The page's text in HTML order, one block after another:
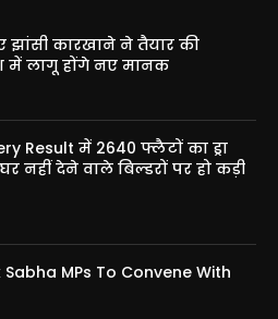
कारखाने ने तैयार की
में लागू होंगे नए मानक
Result में 2640 फ्लैटों का ड्रा
नहीं देने वाले बिल्डरों पर हो कड़ी
Sabha MPs To Convene With